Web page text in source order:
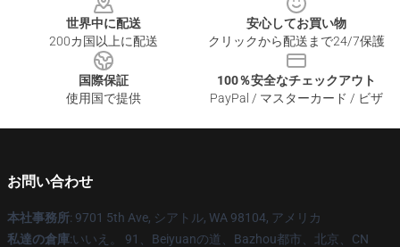
世界中に配送
200カ国以上に配送
安心してお買い物
クリックから配送まで24/7保護
国際保証
使用国で提供
100％安全なチェックアウト
PayPal / マスターカード / ビザ
お問い合わせ
本社事務所: 9701 5th Ave, シアトル, WA 98104, アメリカ
私達の倉庫:いいえ。 91、Beiyuanの道、Bazhou都市、北京、CN